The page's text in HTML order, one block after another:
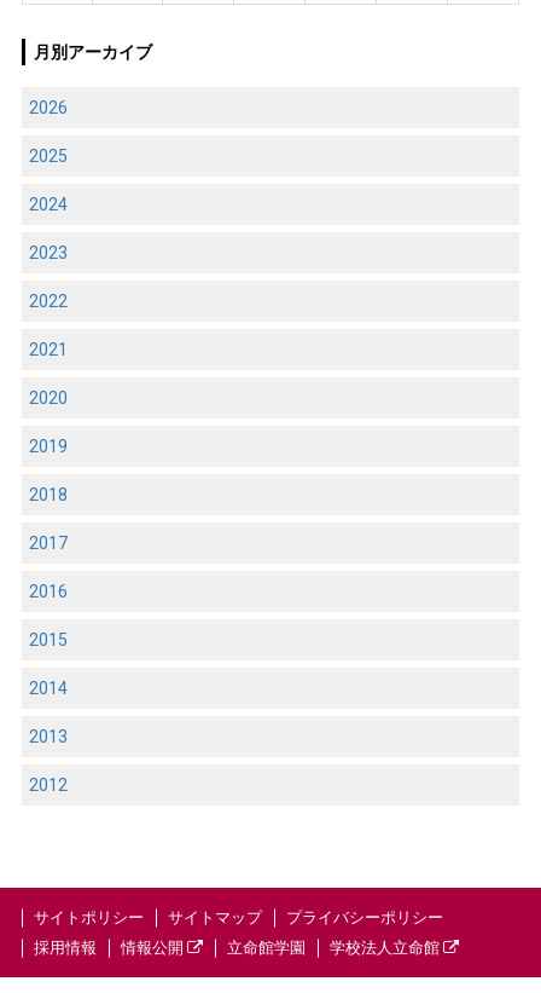
月別アーカイブ
2026
2025
2024
2023
2022
2021
2020
2019
2018
2017
2016
2015
2014
2013
2012
サイトポリシー サイトマップ
プライバシーポリシー
採用情報
情報公開 立命館学園 学校法人立命館